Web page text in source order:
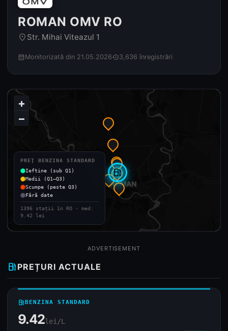
ROMAN OMV RO
place Str. Mihai Viteazul 1
calendar_month Monitorizată din 21.05.2026history3,636 înregistrări
local_gas_station
+
−
PREȚ BENZINA STANDARD
Ieftine (sub Q1)
Medii (Q1–Q3)
Scumpe (peste Q3)
Fără date
1396 stații în RO · med:
9.42 lei
ADVERTISEMENT
local_gas_station PREȚURI ACTUALE
local_gas_stationBENZINA STANDARD
9.42lei/L